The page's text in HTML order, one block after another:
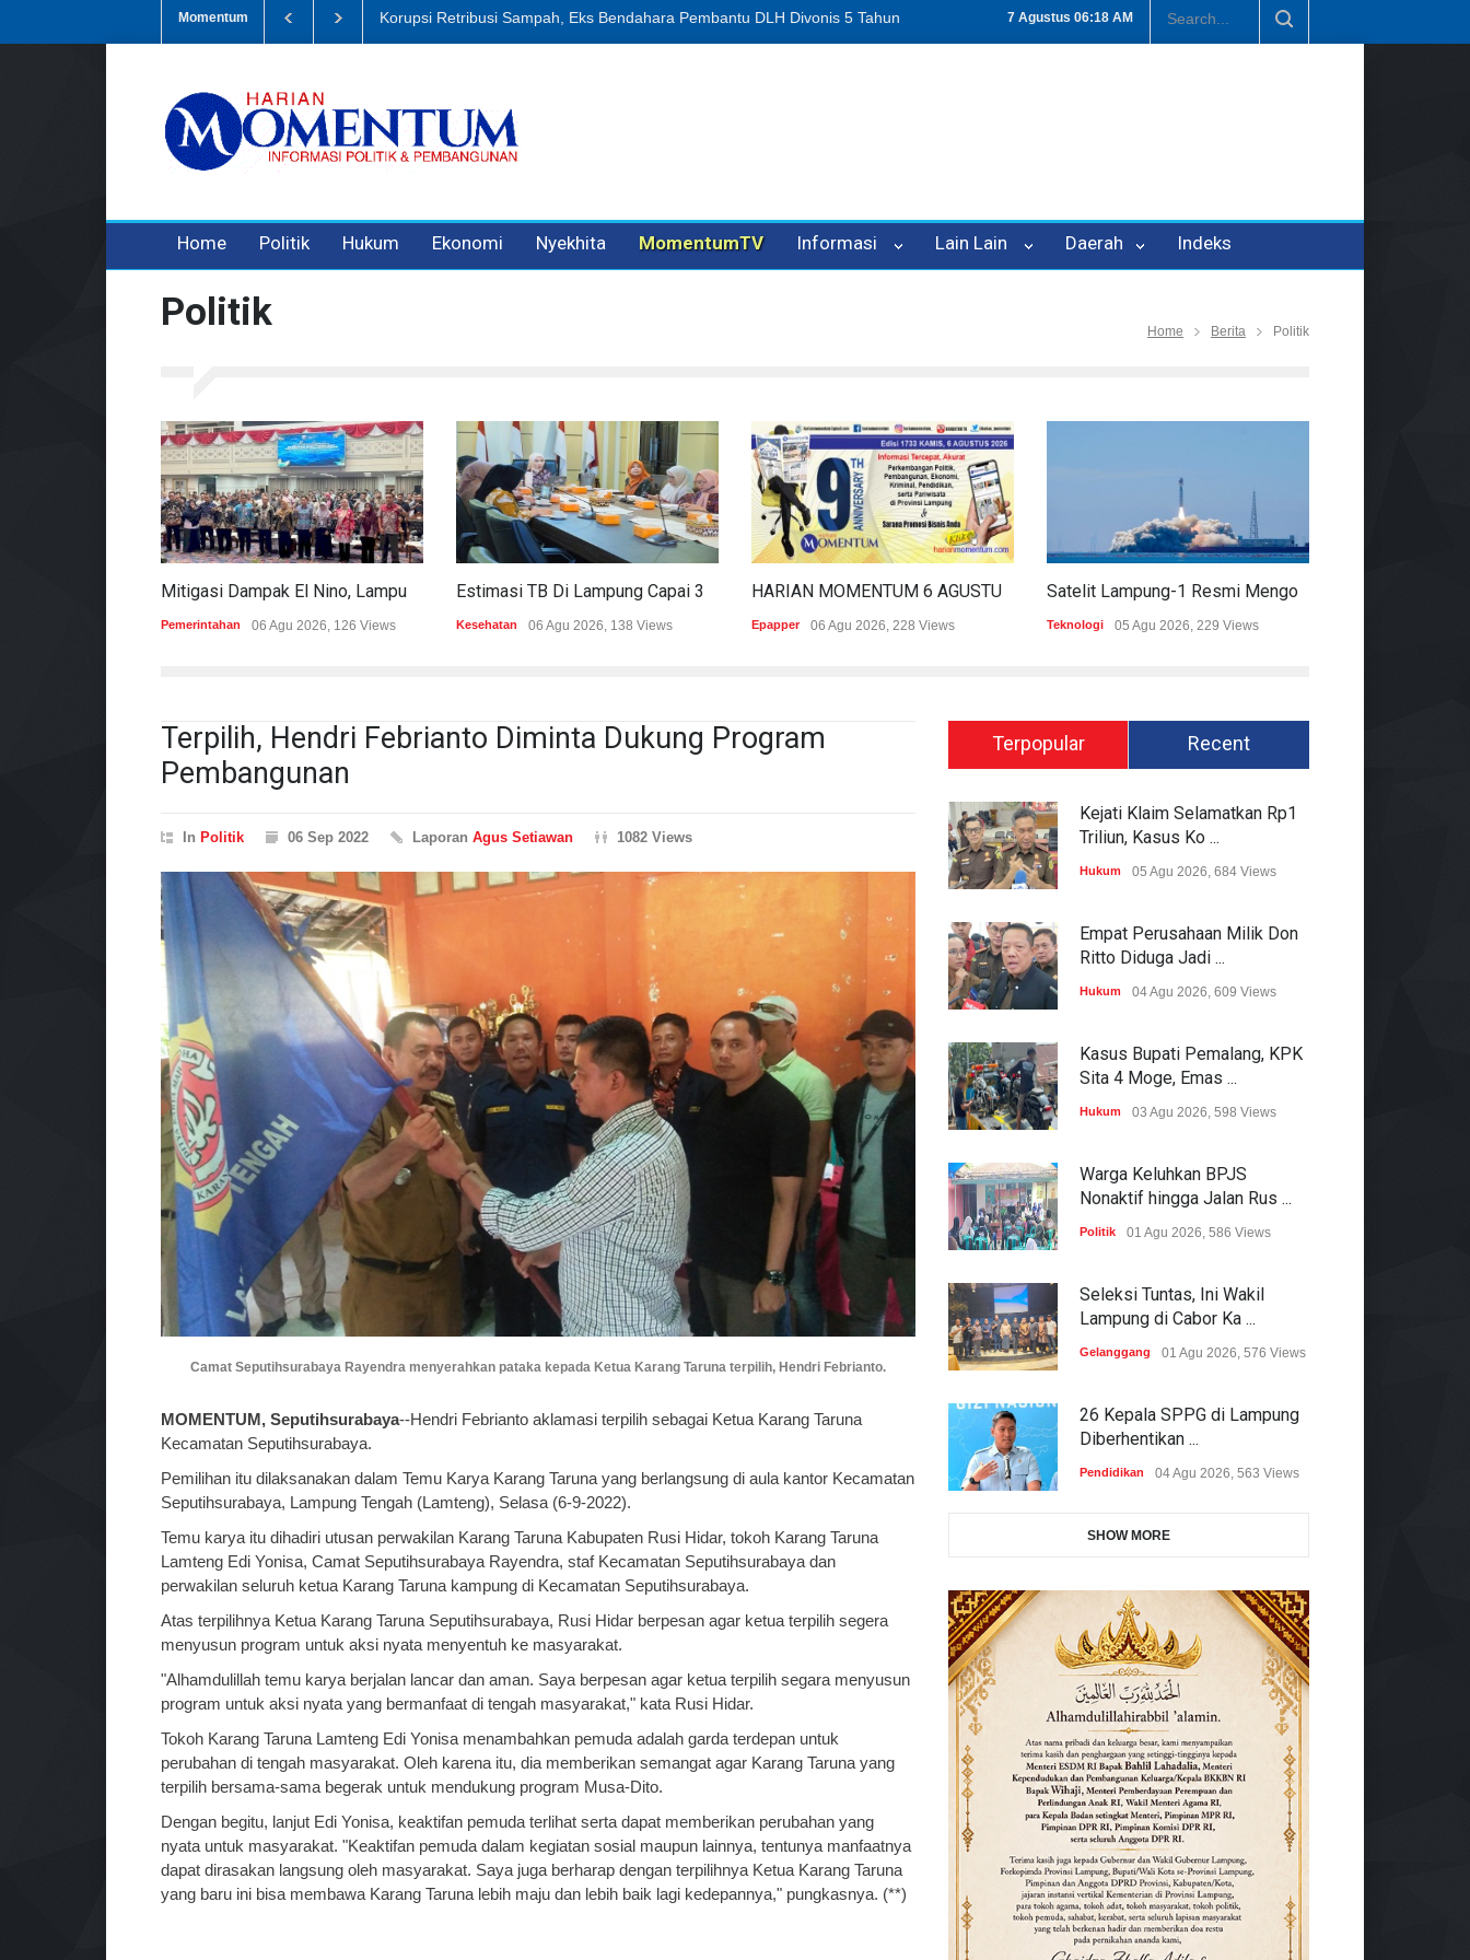
7 Agustus 06:18 AM
Momentum
Eks Bendahara Pembantu DLH Divonis 5 Tahun Dugaan Penipuan Oleh Oknum Kadis, Kuasa Hukum Pelapor Desak Polisi Tetapkan P-21 Tembus Rp1,6 Triliun, Nilai Investasi di Lamteng Tertinggi di
Home Politik Hukum Ekonomi Nyekhita MomentumTV Informasi Lain Lain Daerah Indeks
Politik Home Berita Politik
Pemerintahan 06 Agu 2026, 126 Views Kesehatan 06 Agu 2026, 138 Views Epapper 06 Agu 2026, 228 Views Teknologi 05 Agu 2026, 229 Views
Terpilih, Hendri Febrianto Diminta Dukung Program
Pembangunan
In Politik 06 Sep 2022 Laporan Agus Setiawan 1082 Views
Camat Seputihsurabaya Rayendra menyerahkan pataka kepada Ketua Karang Taruna terpilih, Hendri Febrianto.
MOMENTUM, Seputihsurabaya--Hendri Febrianto aklamasi terpilih sebagai Ketua Karang Taruna
Kecamatan Seputihsurabaya.
Pemilihan itu dilaksanakan dalam Temu Karya Karang Taruna yang berlangsung di aula kantor Kecamatan
Seputihsurabaya, Lampung Tengah (Lamteng), Selasa (6-9-2022).
Temu karya itu dihadiri utusan perwakilan Karang Taruna Kabupaten Rusi Hidar, tokoh Karang Taruna
Lamteng Edi Yonisa, Camat Seputihsurabaya Rayendra, staf Kecamatan Seputihsurabaya dan
perwakilan seluruh ketua Karang Taruna kampung di Kecamatan Seputihsurabaya.
Atas terpilihnya Ketua Karang Taruna Seputihsurabaya, Rusi Hidar berpesan agar ketua terpilih segera
menyusun program untuk aksi nyata menyentuh ke masyarakat.
"Alhamdulillah temu karya berjalan lancar dan aman. Saya berpesan agar ketua terpilih segara menyusun
program untuk aksi nyata yang bermanfaat di tengah masyarakat," kata Rusi Hidar.
Tokoh Karang Taruna Lamteng Edi Yonisa menambahkan pemuda adalah garda terdepan untuk
perubahan di tengah masyarakat. Oleh karena itu, dia memberikan semangat agar Karang Taruna yang
terpilih bersama-sama begerak untuk mendukung program Musa-Dito.
Dengan begitu, lanjut Edi Yonisa, keaktifan pemuda terlihat serta dapat memberikan perubahan yang
nyata untuk masyarakat. "Keaktifan pemuda dalam kegiatan sosial maupun lainnya, tentunya manfaatnya
dapat dirasakan langsung oleh masyarakat. Saya juga berharap dengan terpilihnya Ketua Karang Taruna
yang baru ini bisa membawa Karang Taruna lebih maju dan lebih baik lagi kedepannya," pungkasnya. (**)
Terpopular Recent
Kejati Klaim Selamatkan Rp1
Triliun, Kasus Ko ...
Hukum 05 Agu 2026, 684 Views
Empat Perusahaan Milik Don
Ritto Diduga Jadi ...
Hukum 04 Agu 2026, 609 Views
Kasus Bupati Pemalang, KPK
Sita 4 Moge, Emas ...
Hukum 03 Agu 2026, 598 Views
Warga Keluhkan BPJS
Nonaktif hingga Jalan Rus ...
Politik 01 Agu 2026, 586 Views
Seleksi Tuntas, Ini Wakil
Lampung di Cabor Ka ...
Gelanggang 01 Agu 2026, 576 Views
26 Kepala SPPG di Lampung
Diberhentikan ...
Pendidikan 04 Agu 2026, 563 Views
SHOW MORE